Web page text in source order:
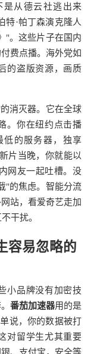
从德云社逃出来
特·帕丁森演克隆人
"。这些片子在国内
费点播。海外党如
的盗版资源，画质
消灭器。它在全球
。你在纽约点击播
低的服务器，独享
片当晚，你就能以
网友一起吐槽。没
"的焦虑。智能分流
站，看爱奇艺走加
干扰。
容易忽略的
小品牌没有加密技
番茄加速器用的是
说，你的数据被打
对留学生尤其重要